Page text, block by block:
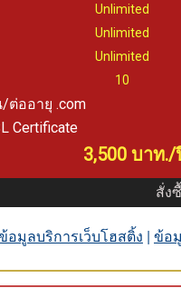
Unlimited
Unlimited
Unlimited
10
ต่ออายุ .com
Certificate
3,500 บาท./
สั่ง
อมูลบริการเว็บโฮสติ้ง | ข้อ